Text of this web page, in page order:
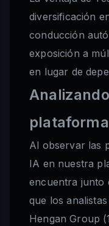
diversificación
conducción
exposición a
en lugar de
plataforma
Al observar las
IA en nuestra
encuentra junto
que los
Hengan Group